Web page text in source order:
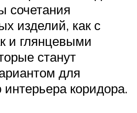
сочетания
изделий, как с
и глянцевыми
станут
для
интерьера коридора.